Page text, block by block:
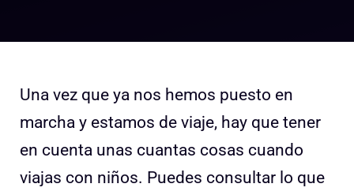
Una vez que ya nos hemos puesto en
marcha y estamos de viaje, hay que tener
en cuenta unas cuantas cosas cuando
viajas con niños. Puedes consultar lo que